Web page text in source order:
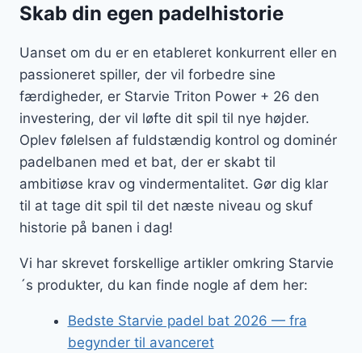
Skab din egen padelhistorie
Uanset om du er en etableret konkurrent eller en
passioneret spiller, der vil forbedre sine
færdigheder, er Starvie Triton Power + 26 den
investering, der vil løfte dit spil til nye højder.
Oplev følelsen af fuldstændig kontrol og dominér
padelbanen med et bat, der er skabt til
ambitiøse krav og vindermentalitet. Gør dig klar
til at tage dit spil til det næste niveau og skuf
historie på banen i dag!
Vi har skrevet forskellige artikler omkring Starvie
´s produkter, du kan finde nogle af dem her:
Bedste Starvie padel bat 2026 — fra
begynder til avanceret